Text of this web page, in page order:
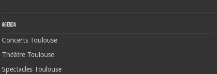
Agenda
Concerts Toulouse
Théâtre Toulouse
Spectacles Toulouse